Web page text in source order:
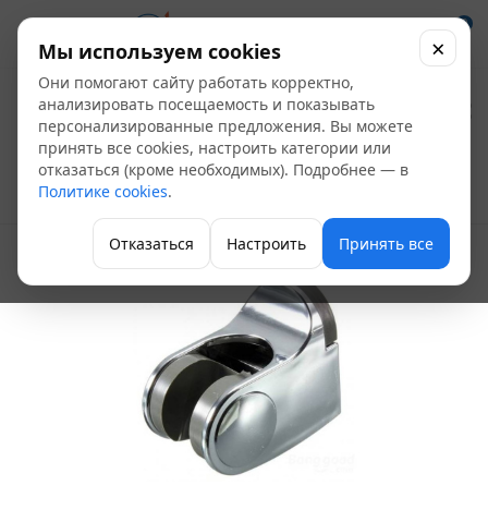
0
Держатель для душа
HB90
Держатели для бумаги, душа, стаканов
Мы используем cookies
Они помогают сайту работать корректно,
анализировать посещаемость и показывать
персонализированные предложения. Вы можете
принять все cookies, настроить категории или
отказаться (кроме необходимых). Подробнее — в
Политике cookies.
Отказаться Настроить Принять все
×